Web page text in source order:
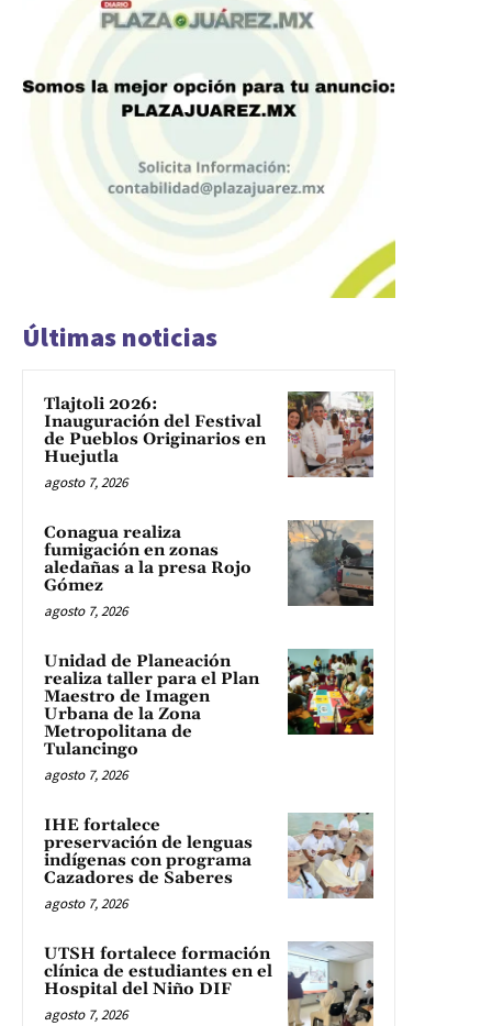
Últimas noticias
Tlajtoli 2026:
Inauguración del Festival
de Pueblos Originarios en
Huejutla
agosto 7, 2026
Conagua realiza
fumigación en zonas
aledañas a la presa Rojo
Gómez
agosto 7, 2026
Unidad de Planeación
realiza taller para el Plan
Maestro de Imagen
Urbana de la Zona
Metropolitana de
Tulancingo
agosto 7, 2026
IHE fortalece
preservación de lenguas
indígenas con programa
Cazadores de Saberes
agosto 7, 2026
UTSH fortalece formación
clínica de estudiantes en el
Hospital del Niño DIF
agosto 7, 2026